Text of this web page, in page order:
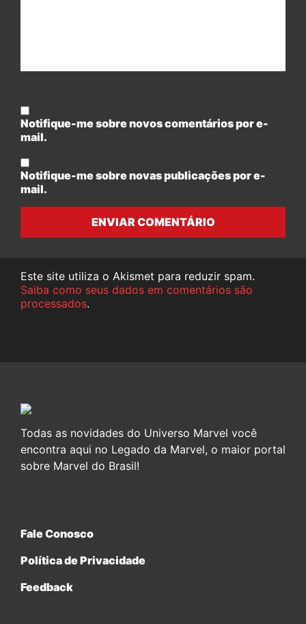
Notifique-me sobre novos comentários por e-
mail.
Notifique-me sobre novas publicações por e-
mail.
ENVIAR COMENTÁRIO
Este site utiliza o Akismet para reduzir spam.
Saiba como seus dados em comentários são
processados.
Todas as novidades do Universo Marvel você
encontra aqui no Legado da Marvel, o maior portal
sobre Marvel do Brasil!
Fale Conosco
Política de Privacidade
Feedback